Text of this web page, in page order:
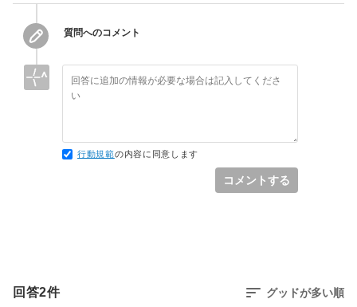
質問へのコメント
行動規範の内容に同意します
コメントする
回答2件 グッドが多い順